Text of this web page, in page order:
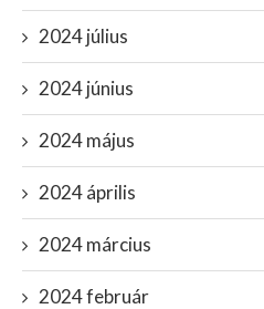
2024 július
2024 június
2024 május
2024 április
2024 március
2024 február